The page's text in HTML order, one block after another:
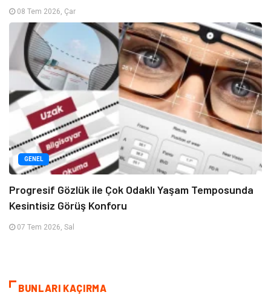
08 Tem 2026, Çar
GENEL
Progresif Gözlük ile Çok Odaklı Yaşam Temposunda
Kesintisiz Görüş Konforu
07 Tem 2026, Sal
BUNLARI KAÇIRMA